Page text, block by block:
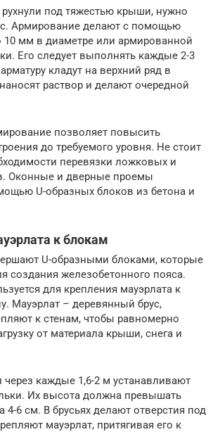
под тяжестью крыши, нужно
Армирование делают с помощью
10 мм в диаметре или армированной
Его следует выполнять каждые 2-3
кладут на верхний ряд в
раствор и делают очередной
позволяет повысить
до требуемого уровня. Не стоит
перевязки ложковых и
Оконные и дверные проемы
U-образных блоков из бетона и
к блокам
U-образными блоками, которые
создания железобетонного пояса.
для крепления мауэрлата к
Мауэрлат – деревянный брус,
к стенам, чтобы равномерно
от материала крыши, снега и
через каждые 1,6-2 м устанавливают
Их высота должна превышать
4-6 см. В брусьях делают отверстия под
мауэрлат, притягивая его к